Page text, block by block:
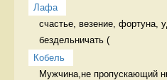
Лафа
счастье, везение, фортуна,
бездельничать (
Кобель
Мужчина,не пропускающий